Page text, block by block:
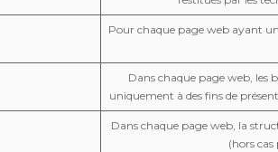
Pour chaque page web ayant
Dans chaque page web, les
uniquement à des fins de
Dans chaque page web, la
(hors